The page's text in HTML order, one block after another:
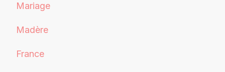
Mariage
Madère
France